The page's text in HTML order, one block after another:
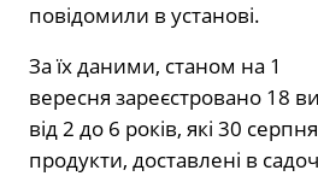
повідомили в установі.
За їх даними, станом на 1
вересня зареєстровано 18
від 2 до 6 років, які 30
продукти, доставлені в